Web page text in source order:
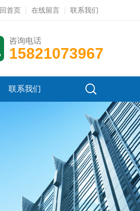
首页 在线留言 联系我们
咨询电话
15821073967
联系我们